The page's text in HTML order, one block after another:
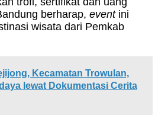
berharap, eventini
wisata dari Pemkab
Kecamatan Trowulan,
lewat Dokumentasi Cerita